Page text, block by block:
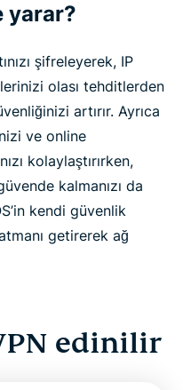
yarar?
şifreleyerek, IP
olası tehditlerden
artırır. Ayrıca
ve online
kolaylaştırırken,
kalmanızı da
kendi güvenlik
getirerek ağ
edinilir